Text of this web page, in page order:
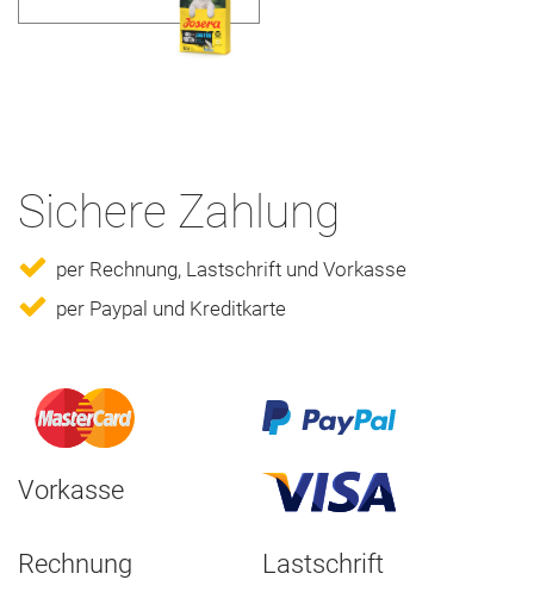
Sichere Zahlung
per Rechnung, Lastschrift und Vorkasse
per Paypal und Kreditkarte
Vorkasse
Rechnung Lastschrift